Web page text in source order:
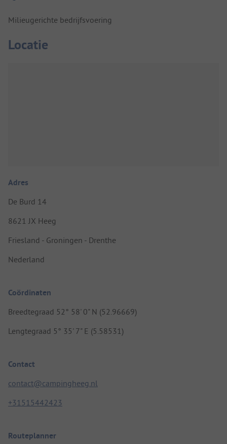
Milieugerichte bedrijfsvoering
Locatie
Adres
De Burd 14
8621 JX Heeg
Friesland - Groningen - Drenthe
Nederland
Coördinaten
Breedtegraad 52° 58' 0" N (52.96669)
Lengtegraad 5° 35' 7" E (5.58531)
Contact
contact@campingheeg.nl
+31515442423
Routeplanner